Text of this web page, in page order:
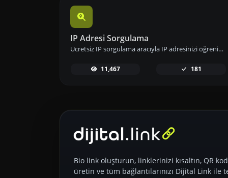
IP Adresi Sorgulama
Ücretsiz IP sorgulama aracıyla IP adresinizi öğrenin; konum, ISP ve ağ bilgileri gibi detaylara hızlıca erişip analizlerinizi gerçekleştirin.
11,467 181
Bio link oluşturun, linklerinizi kısaltın, QR kod
üretin ve tüm bağlantılarınızı Dijital Link ile